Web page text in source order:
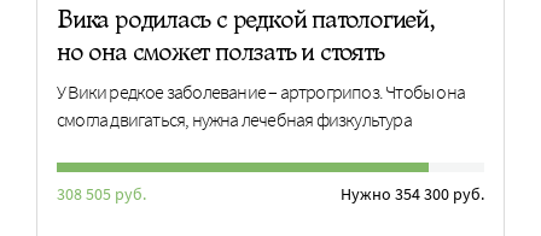
Вика родилась с редкой патологией,
но она сможет ползать и стоять
У Вики редкое заболевание – артрогрипоз. Чтобы она
смогла двигаться, нужна лечебная физкультура
308 505 руб. Нужно 354 300 руб.